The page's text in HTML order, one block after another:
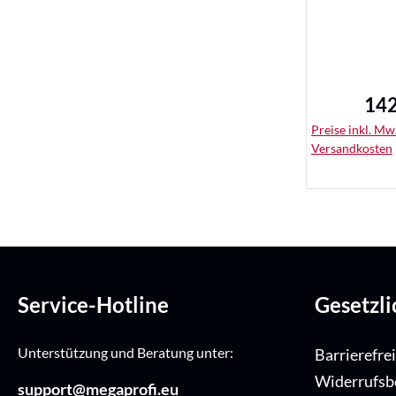
Preise inkl.
Versandkosten
Service-Hotline
Unterstützung und Beratung unter:
support@megaprofi.eu